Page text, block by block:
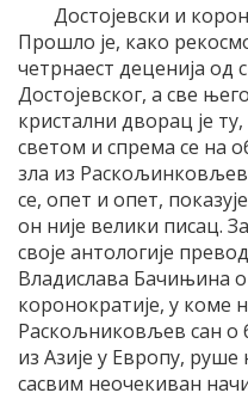
Достојевски и
Прошло је, како
четрнаест деценија од
Достојевског, а све
кристални дворац је
светом и спрема се на
зла из
се, опет и опет,
он није велики писац.
своје антологије
Владислава Бачињина
коронократије, у коме
Раскољниковљев сан о
из Азије у Европу,
сасвим неочекиван